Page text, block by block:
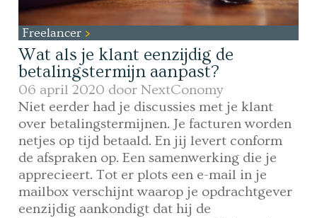
Freelancer
Wat als je klant eenzijdig de
betalingstermijn aanpast?
06 april 2020 doorNextConomy
Niet eerder had je discussies met je klant
over betalingstermijnen. Je facturen worden
netjes op tijd betaald. En jij levert conform
de afspraken op. Een samenwerking die je
apprecieert. Tot er plots een e-mail in je
mailbox verschijnt waarop je opdrachtgever
eenzijdig aankondigt dat hij de